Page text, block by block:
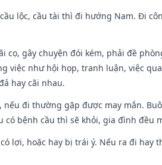
lộc, cầu tài thì đi hướng Nam. Đi
cọ, gây chuyện đói kém, phải đề
việc như hội họp, tranh luận, việc
hay cãi nhau.
nếu đi thường gặp được may mắn.
bệnh cầu thì sẽ khỏi, gia đình đều
lợi, hoặc hay bị trái ý. Nếu ra đi